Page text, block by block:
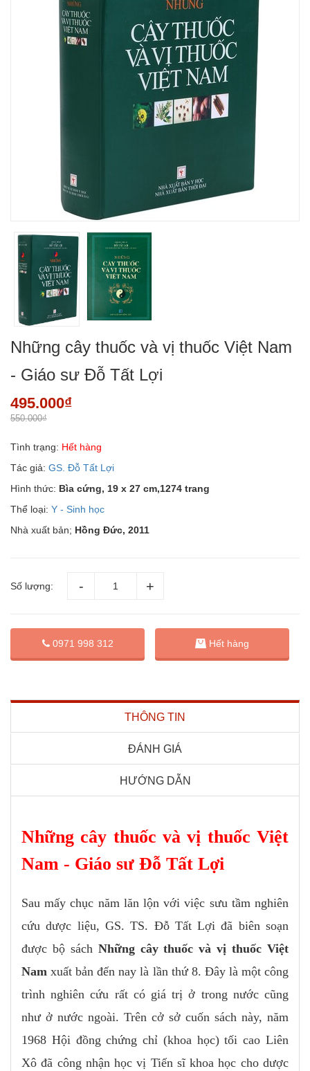
Những cây thuốc và vị thuốc Việt Nam
- Giáo sư Đỗ Tất Lợi
495.000₫
550.000₫
Tình trạng: Hết hàng
Tác giả: GS. Đỗ Tất Lợi
Hình thức: Bìa cứng, 19 x 27 cm,1274 trang
Thể loại: Y - Sinh học
Nhà xuất bản; Hồng Đức, 2011
Số lượng:
0971 998 312 Hết hàng
THÔNG TIN
ĐÁNH GIÁ
HƯỚNG DẪN
Những cây thuốc và vị thuốc Việt
Nam - Giáo sư Đỗ Tất Lợi
Sau mấy chục năm lăn lộn với việc sưu tầm nghiên
cứu dược liệu, GS. TS. Đỗ Tất Lợi đã biên soạn
được bộ sách Những cây thuốc và vị thuốc Việt
Nam xuất bản đến nay là lần thứ 8. Đây là một công
trình nghiên cứu rất có giá trị ở trong nước cũng
như ở nước ngoài. Trên cở sở cuốn sách này, năm
1968 Hội đồng chứng chỉ (khoa học) tối cao Liên
Xô đã công nhận học vị Tiến sĩ khoa học cho dược